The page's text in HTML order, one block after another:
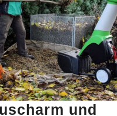
und